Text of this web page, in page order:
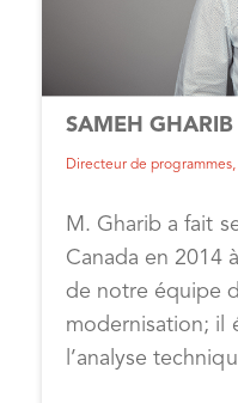
l’administrateur
pour la
portant la
puissance à plus
Energy, à Porto
publique locale
la demande, de
d’efficacité
net de la
le déficit critique
SAMEH GHARIB
Directeur de
M. Gharib a fait
Canada en 2014
de notre équipe
modernisation; il
l’analyse